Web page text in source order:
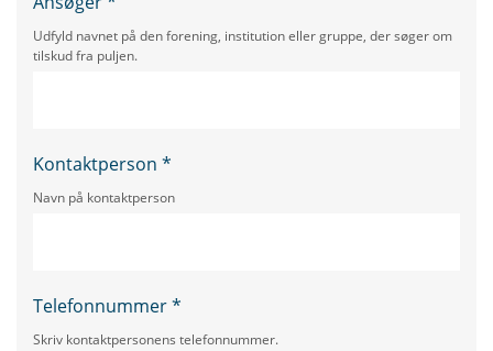
Udfyld navnet på den forening, institution eller gruppe, der søger om
tilskud fra puljen.
Kontaktperson *
Navn på kontaktperson
Telefonnummer*
Skriv kontaktpersonens telefonnummer.